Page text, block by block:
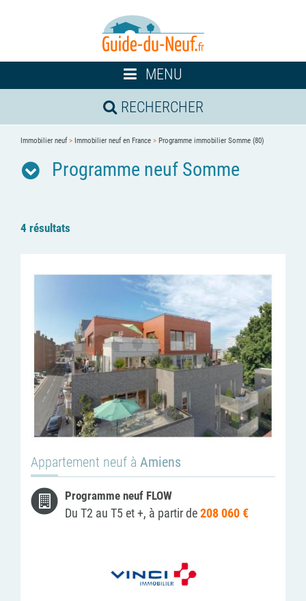
Toggle
navigation
MENU
RECHERCHER
Immobilier neuf> Immobilier neuf en France > Programme immobilier Somme (80)
Programme neuf Somme
4 résultats
Appartement neuf à Amiens
Programme neuf FLOW
Du T2 au T5 et +, à partir de208 060 €